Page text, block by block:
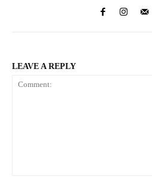
LEAVE A REPLY